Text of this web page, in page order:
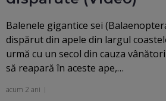
Balenele gigantice sei
dispărut din apele din largul
urmă cu un secol din cauza
să reapară în aceste ape,…
acum 2 ani